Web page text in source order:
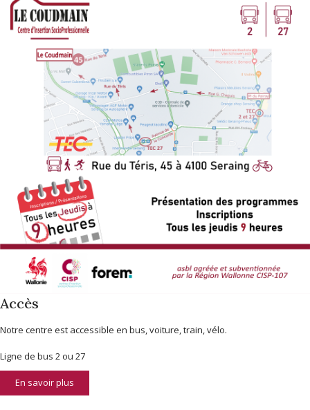
Accès
Notre centre est accessible en bus, voiture, train, vélo.
Ligne de bus 2 ou 27
En savoir plus